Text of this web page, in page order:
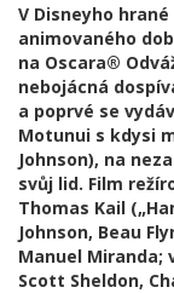
V Disneyho
animovaného
na Oscara®
nebojácná
a poprvé se
Motunui s kdysi
Johnson), na
svůj lid. Film
Thomas Kail
Johnson, Beau
Manuel Miranda;
Scott Sheldon,